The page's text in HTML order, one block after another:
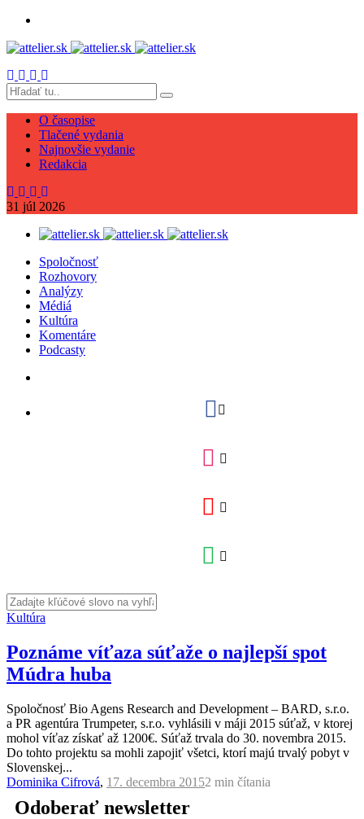
O časopise
Tlačené vydania
Najnovšie vydanie
Redakcia
31 júl 2026
Spoločnosť
Rozhovory
Analýzy
Médiá
Kultúra
Komentáre
Podcasty
Kultúra
Poznáme víťaza súťaže o najlepší spot
Múdra huba
Spoločnosť Bio Agens Research and Development – BARD, s.r.o.
a PR agentúra Trumpeter, s.r.o. vyhlásili v máji 2015 súťaž, v ktorej
mohol víťaz získať až 1200€. Súťaž trvala do 30. novembra 2015.
Do tohto projektu sa mohli zapojiť všetci, ktorí majú trvalý pobyt v
Slovenskej...
Dominika Cifrová, 17. decembra 20152 min čítania
Odoberať newsletter